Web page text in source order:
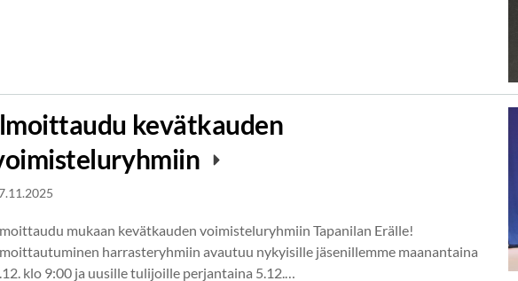
kevätkauden
mukaan kevätkauden voimisteluryhmiin Tapanilan Erälle!
harrasteryhmiin avautuu nykyisille jäsenillemme maanantaina
klo 9:00 ja uusille tulijoille perjantaina 5.12.…